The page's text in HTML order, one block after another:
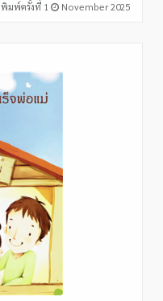
พิมพ์ครั้งที่ 1 November 2025